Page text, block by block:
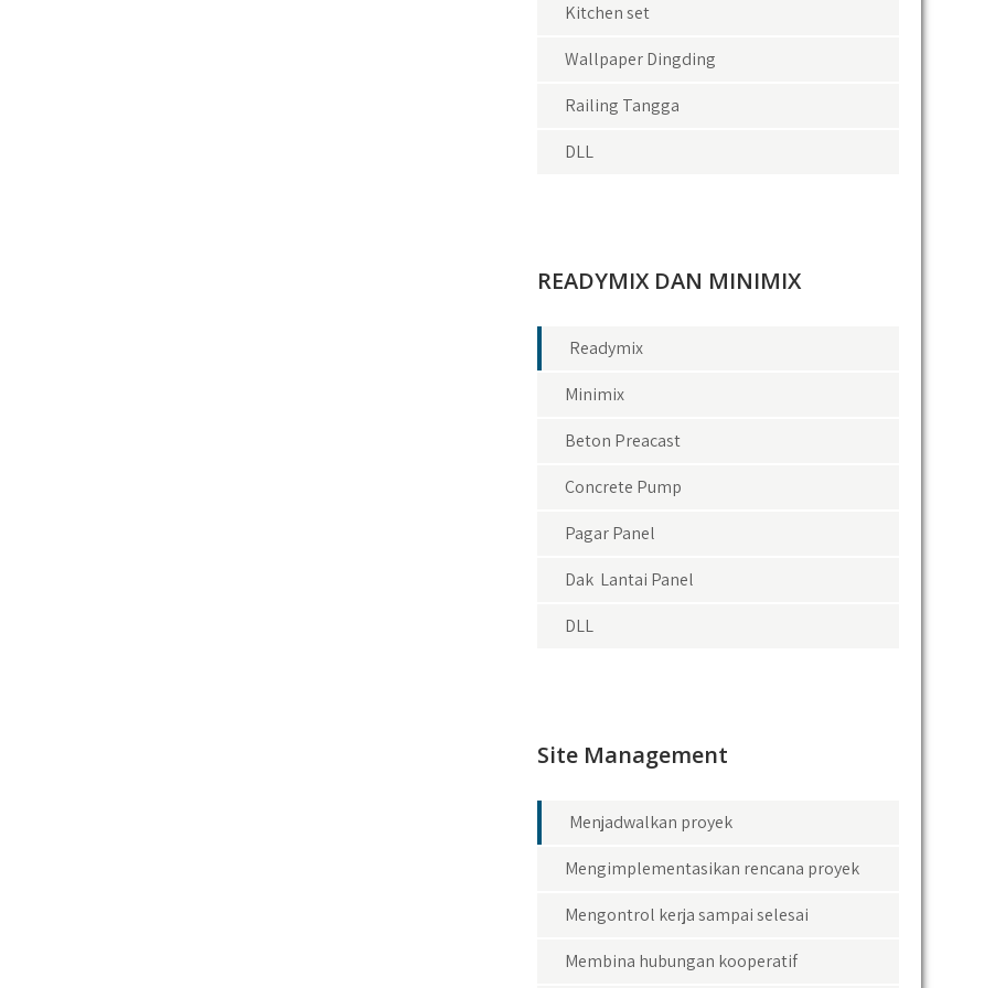
Kitchen set
Wallpaper Dingding
Railing Tangga
DLL
READYMIX DAN MINIMIX
Readymix
Minimix
Beton Preacast
Concrete Pump
Pagar Panel
Dak Lantai Panel
DLL
Site Management
Menjadwalkan proyek
Mengimplementasikan rencana proyek
Mengontrol kerja sampai selesai
Membina hubungan kooperatif